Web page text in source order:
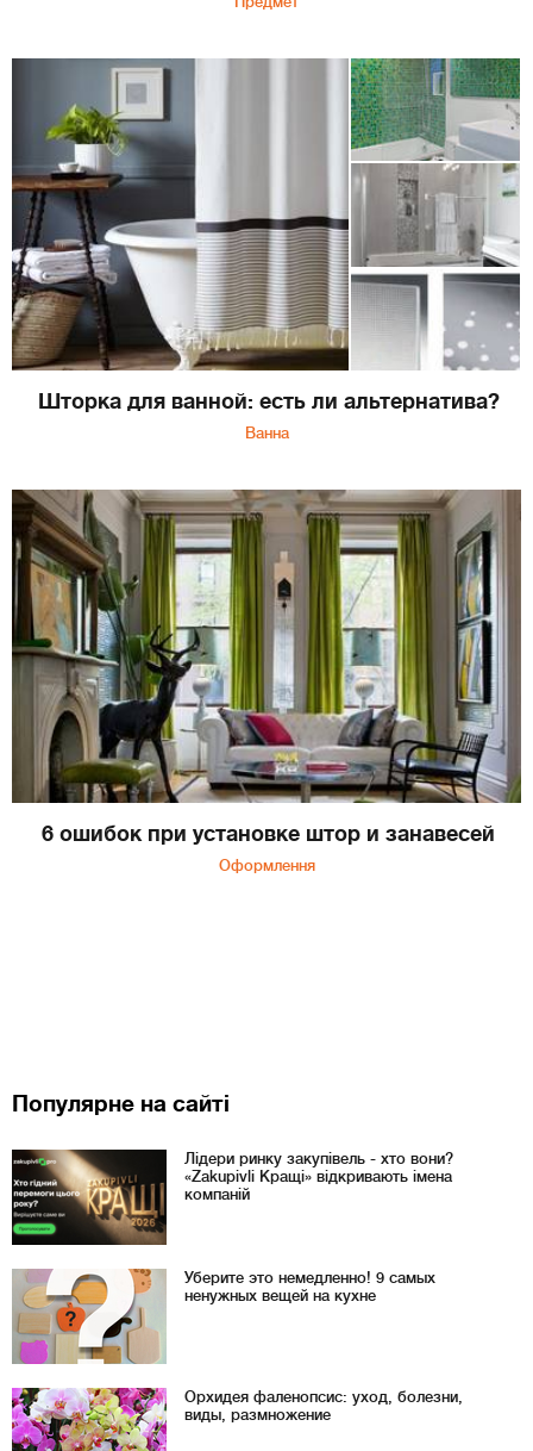
Шторка для ванной: есть ли альтернатива?
Ванна
6 ошибок при установке штор и занавесей
Оформлення
Популярне на сайті
Лідери ринку закупівель - хто вони?
«Zakupivli Кращі» відкривають імена
компаній
Уберите это немедленно! 9 самых
ненужных вещей на кухне
Орхидея фаленопсис: уход, болезни,
виды, размножение